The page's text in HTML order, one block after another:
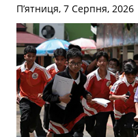
П’ятниця, 7 Серпня, 2026